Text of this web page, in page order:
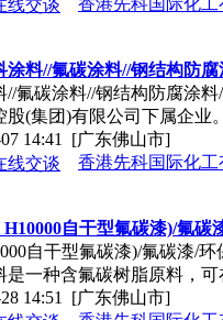
香港先科国际化工
涂料//氟碳涂料//钢结构防腐
//氟碳涂料//钢结构防腐涂料
股(集团)有限公司下属企业
14:41
[广东佛山市]
香港先科国际化工
H10000自干型氟碳漆)/氟碳
自干型氟碳漆)/氟碳漆/
是一种含氟碳树脂原料，可
14:51
[广东佛山市]